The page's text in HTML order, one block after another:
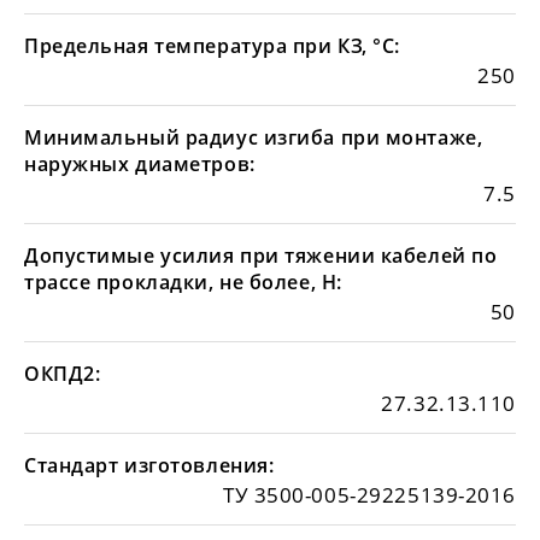
Предельная температура при КЗ, °С:
250
Минимальный радиус изгиба при монтаже,
наружных диаметров:
7.5
Допустимые усилия при тяжении кабелей по
трассе прокладки, не более, Н:
50
ОКПД2:
27.32.13.110
Стандарт изготовления:
ТУ 3500-005-29225139-2016